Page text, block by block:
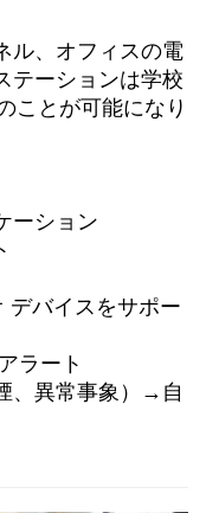
ル、オフィスの電
テーションは学校
ことが可能になり
ーション
デバイスをサポー
ラート
、異常事象）→自